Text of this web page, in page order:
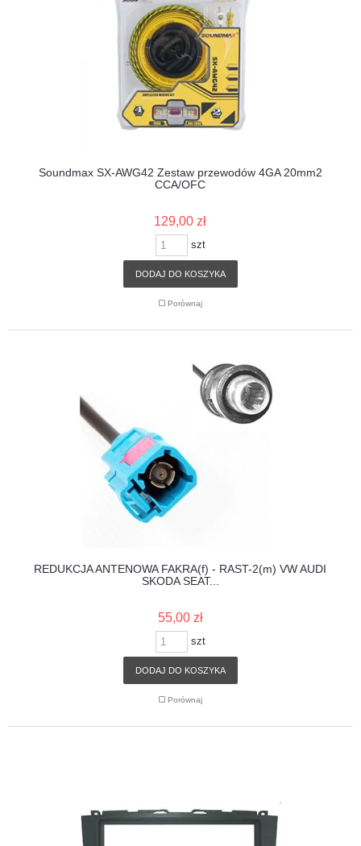
Soundmax SX-AWG42 Zestaw przewodów 4GA 20mm2
CCA/OFC
129,00 zł
szt
DODAJ DO KOSZYKA
Porównaj
REDUKCJA ANTENOWA FAKRA(f) - RAST-2(m) VW AUDI
SKODA SEAT...
55,00 zł
szt
DODAJ DO KOSZYKA
Porównaj